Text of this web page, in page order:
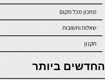
מתכון מכל מקום
שאלות ותשובות
תקנון
online casino
החדשים ביותר